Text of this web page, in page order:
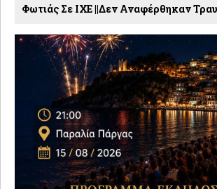
Φωτιάς Σε ΙΧΕ ||Δεν Αναφέρθηκαν